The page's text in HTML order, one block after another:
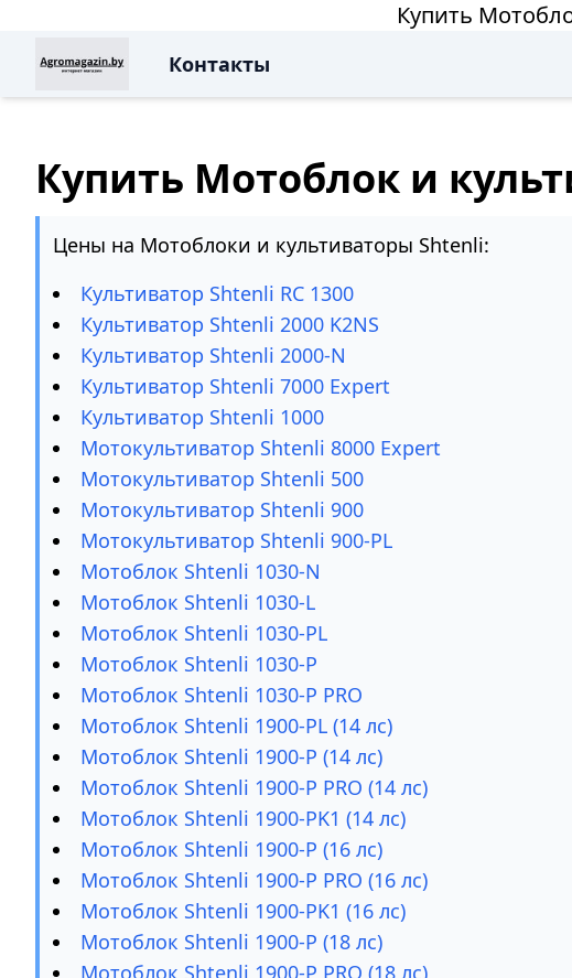
Купить
Контакты
Купить Мотоблок и
Цены на Мотоблоки и культиваторы Shtenli:
Культиватор Shtenli RC 1300
Культиватор Shtenli 2000 K2NS
Культиватор Shtenli 2000-N
Культиватор Shtenli 7000 Expert
Культиватор Shtenli 1000
Мотокультиватор Shtenli 8000 Expert
Мотокультиватор Shtenli 500
Мотокультиватор Shtenli 900
Мотокультиватор Shtenli 900-PL
Мотоблок Shtenli 1030-N
Мотоблок Shtenli 1030-L
Мотоблок Shtenli 1030-PL
Мотоблок Shtenli 1030-P
Мотоблок Shtenli 1030-P PRO
Мотоблок Shtenli 1900-PL (14 лс)
Мотоблок Shtenli 1900-P (14 лс)
Мотоблок Shtenli 1900-P PRO (14 лс)
Мотоблок Shtenli 1900-PK1 (14 лс)
Мотоблок Shtenli 1900-P (16 лс)
Мотоблок Shtenli 1900-P PRO (16 лс)
Мотоблок Shtenli 1900-PK1 (16 лс)
Мотоблок Shtenli 1900-P (18 лс)
Мотоблок Shtenli 1900-P PRO (18 лс)